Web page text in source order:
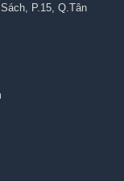
P.15, Q.Tân